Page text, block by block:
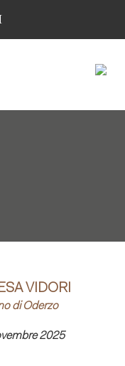
VIDORI
di Oderzo
2025